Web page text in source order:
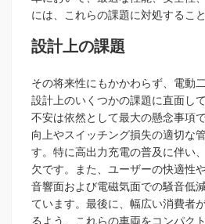
には、これらの課題に対処するこ
設計上の課題
その将来性にもかかわらず、電動
設計上のいくつかの課題に直面し
不安は依然として最大の懸念事項
向上やスイッチング損失の適切な
す。特に高出力充電の普及に伴い
欠です。また、ユーザーの快適性
音響面および電磁気面での騒音低
ています。最後に、幅広い消費者
るよう、これらの車両をコンパク